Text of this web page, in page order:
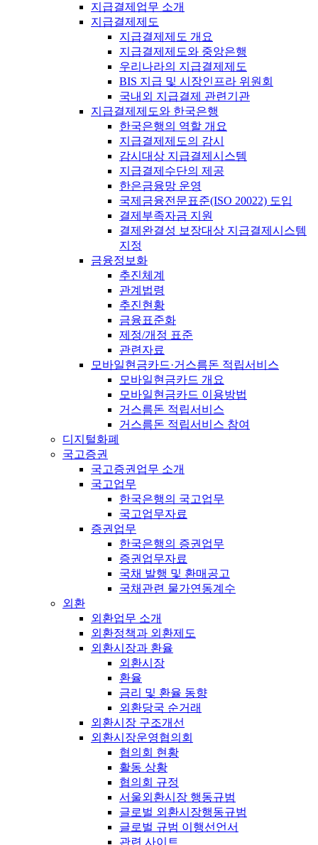
지급결제업무 소개
지급결제제도
지급결제제도 개요
지급결제제도와 중앙은행
우리나라의 지급결제제도
BIS 지급 및 시장인프라 위원회
국내외 지급결제 관련기관
지급결제제도와 한국은행
한국은행의 역할 개요
지급결제제도의 감시
감시대상 지급결제시스템
지급결제수단의 제공
한은금융망 운영
국제금융전문표준(ISO 20022) 도입
결제부족자금 지원
결제완결성 보장대상 지급결제시스템
지정
금융정보화
추진체계
관계법령
추진현황
금융표준화
제정/개정 표준
관련자료
모바일현금카드·거스름돈 적립서비스
모바일현금카드 개요
모바일현금카드 이용방법
거스름돈 적립서비스
거스름돈 적립서비스 참여
디지털화폐
국고증권
국고증권업무 소개
국고업무
한국은행의 국고업무
국고업무자료
증권업무
한국은행의 증권업무
증권업무자료
국채 발행 및 환매공고
국채관련 물가연동계수
외환
외환업무 소개
외환정책과 외환제도
외환시장과 환율
외환시장
환율
금리 및 환율 동향
외환당국 순거래
외환시장 구조개선
외환시장운영협의회
협의회 현황
활동 상황
협의회 규정
서울외환시장 행동규범
글로벌 외환시장행동규범
글로벌 규범 이행선언서
관련 사이트